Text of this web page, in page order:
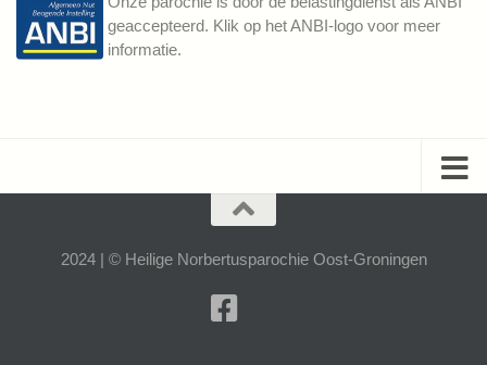
geaccepteerd. Klik op het ANBI-logo voor meer
informatie.
2024 | © Heilige Norbertusparochie Oost-Groningen